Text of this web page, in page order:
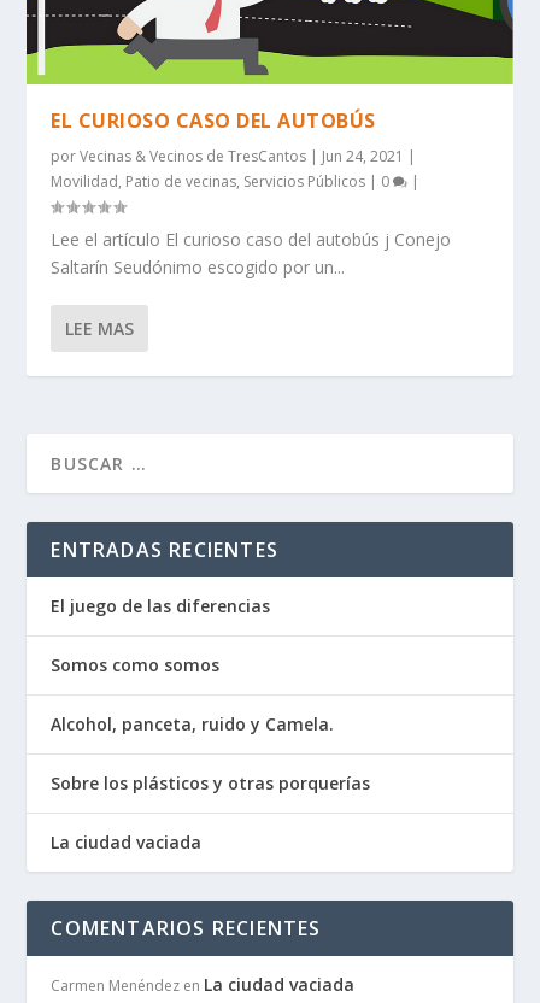
EL CURIOSO CASO DEL AUTOBÚS
porVecinas & Vecinos de TresCantos | Jun 24, 2021 |
Movilidad, Patio de vecinas, Servicios Públicos | 0 |
Lee el artículo El curioso caso del autobús j Conejo
Saltarín Seudónimo escogido por un...
LEE MAS
ENTRADAS RECIENTES
El juego de las diferencias
Somos como somos
Alcohol, panceta, ruido y Camela.
Sobre los plásticos y otras porquerías
La ciudad vaciada
COMENTARIOS RECIENTES
Carmen Menéndez en La ciudad vaciada